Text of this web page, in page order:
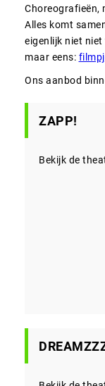
Choreografieën,
Alles komt
eigenlijk niet niet
maar eens:
Ons aanbod
ZAPP!
Bekijk de